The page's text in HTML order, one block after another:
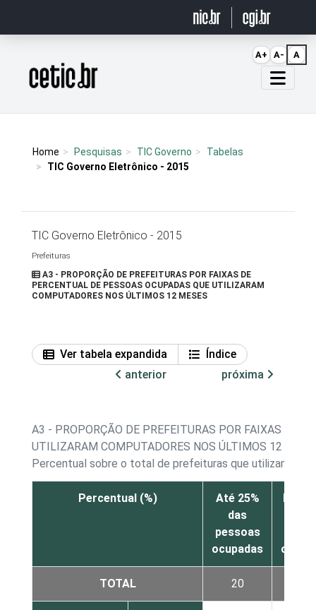
Página inicial
Home Pesquisas TIC Governo
Tabelas
TIC Governo Eletrônico - 2015
TIC Governo Eletrônico - 2015
Prefeituras
A3 - PROPORÇÃO DE PREFEITURAS POR FAIXAS DE
PERCENTUAL DE PESSOAS OCUPADAS QUE UTILIZARAM
COMPUTADORES NOS ÚLTIMOS 12 MESES
Ver tabela expandida
Índice
anterior
próxima
A3 - PROPORÇÃO DE PREFEITURAS POR FAIXAS DE
UTILIZARAM COMPUTADORES NOS ÚLTIMOS 12
Percentual sobre o total de prefeituras que utilizam
Percentual (%)
Até 25%
das
pessoas
ocupadas
De
TOTAL 20
A+ A- A